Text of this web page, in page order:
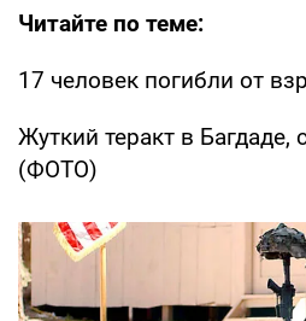
Читайте по теме:
17 человек погибли от
Жуткий теракт в Багдаде,
(ФОТО)